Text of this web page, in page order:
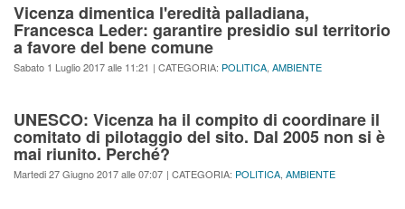
Vicenza dimentica l'eredità palladiana,
Francesca Leder: garantire presidio sul territorio
a favore del bene comune
Sabato 1 Luglio 2017 alle 11:21 | CATEGORIA: POLITICA, AMBIENTE
UNESCO: Vicenza ha il compito di coordinare il
comitato di pilotaggio del sito. Dal 2005 non si è
mai riunito. Perché?
Martedi 27 Giugno 2017 alle 07:07 | CATEGORIA: POLITICA, AMBIENTE